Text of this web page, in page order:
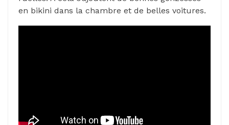
en bikini dans la chambre et de belles voitures.